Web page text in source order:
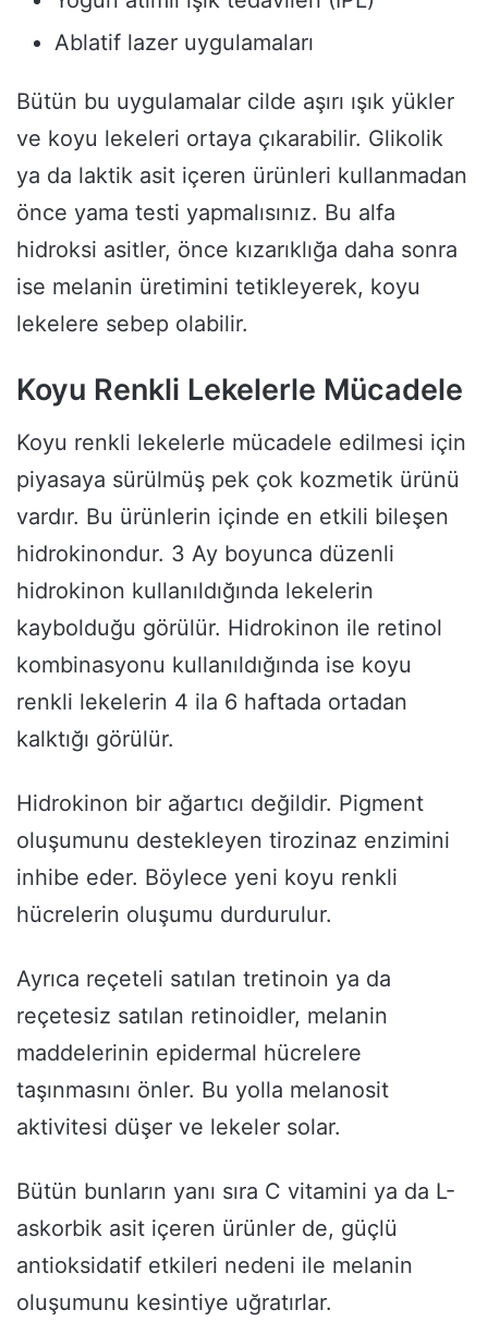
Ablatif lazer uygulamaları
Bütün bu uygulamalar cilde aşırı ışık yükler
ve koyu lekeleri ortaya çıkarabilir. Glikolik
ya da laktik asit içeren ürünleri kullanmadan
önce yama testi yapmalısınız. Bu alfa
hidroksi asitler, önce kızarıklığa daha sonra
ise melanin üretimini tetikleyerek, koyu
lekelere sebep olabilir.
Koyu Renkli Lekelerle Mücadele
Koyu renkli lekelerle mücadele edilmesi için
piyasaya sürülmüş pek çok kozmetik ürünü
vardır. Bu ürünlerin içinde en etkili bileşen
hidrokinondur. 3 Ay boyunca düzenli
hidrokinon kullanıldığında lekelerin
kaybolduğu görülür. Hidrokinon ile retinol
kombinasyonu kullanıldığında ise koyu
renkli lekelerin 4 ila 6 haftada ortadan
kalktığı görülür.
Hidrokinon bir ağartıcı değildir. Pigment
oluşumunu destekleyen tirozinaz enzimini
inhibe eder. Böylece yeni koyu renkli
hücrelerin oluşumu durdurulur.
Ayrıca reçeteli satılan tretinoin ya da
reçetesiz satılan retinoidler, melanin
maddelerinin epidermal hücrelere
taşınmasını önler. Bu yolla melanosit
aktivitesi düşer ve lekeler solar.
Bütün bunların yanı sıra C vitamini ya da L-
askorbik asit içeren ürünler de, güçlü
antioksidatif etkileri nedeni ile melanin
oluşumunu kesintiye uğratırlar.